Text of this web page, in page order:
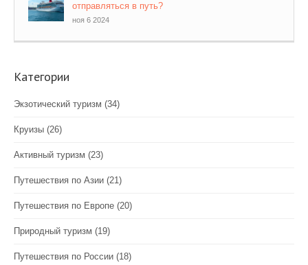
отправляться в путь?
ноя 6 2024
Категории
Экзотический туризм (34)
Круизы (26)
Активный туризм (23)
Путешествия по Азии (21)
Путешествия по Европе (20)
Природный туризм (19)
Путешествия по России (18)